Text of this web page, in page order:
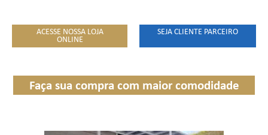
ACESSE NOSSA LOJA
ONLINE
SEJA CLIENTE PARCEIRO
Faça sua compra com maior comodidade